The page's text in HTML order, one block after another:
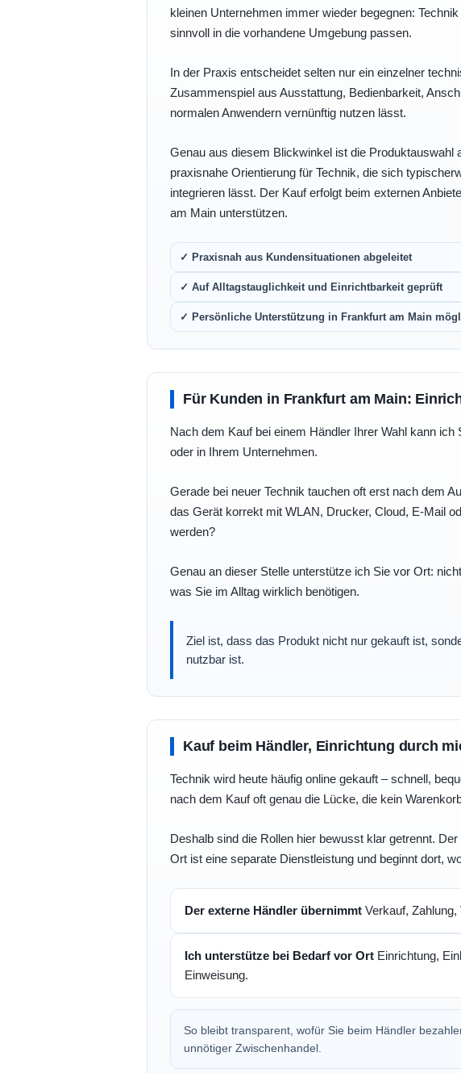
kleinen Unternehmen immer wieder begegnen:
sinnvoll in die vorhandene Umgebung passen.
In der Praxis entscheidet selten nur ein einzelner
Zusammenspiel aus Ausstattung, Bedienbarkeit,
normalen Anwendern vernünftig nutzen lässt.
Genau aus diesem Blickwinkel ist die
praxisnahe Orientierung für Technik, die sich
integrieren lässt. Der Kauf erfolgt beim externen
am Main unterstützen.
✓ Praxisnah aus Kundensituationen abgeleitet
✓ Auf Alltagstauglichkeit und Einrichtbarkeit geprüft
✓ Persönliche Unterstützung in Frankfurt am Main
Für Kunden in Frankfurt am Main:
Nach dem Kauf bei einem Händler Ihrer Wahl kann
oder in Ihrem Unternehmen.
Gerade bei neuer Technik tauchen oft erst nach dem
das Gerät korrekt mit WLAN, Drucker, Cloud, E-Mail
werden?
Genau an dieser Stelle unterstütze ich Sie vor Ort:
was Sie im Alltag wirklich benötigen.
Ziel ist, dass das Produkt nicht nur gekauft ist,
nutzbar ist.
Kauf beim Händler, Einrichtung durch
Technik wird heute häufig online gekauft – schnell,
nach dem Kauf oft genau die Lücke, die kein
Deshalb sind die Rollen hier bewusst klar getrennt.
Ort ist eine separate Dienstleistung und beginnt dort,
Der externe Händler übernimmt Verkauf,
Ich unterstütze bei Bedarf vor Ort Einrichtung,
Einweisung.
So bleibt transparent, wofür Sie beim Händler
unnötiger Zwischenhandel.